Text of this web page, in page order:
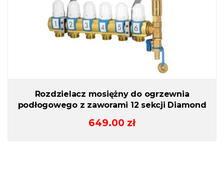
Rozdzielacz mosiężny do ogrzewnia
podłogowego z zaworami 12 sekcji Diamond
649.00 zł